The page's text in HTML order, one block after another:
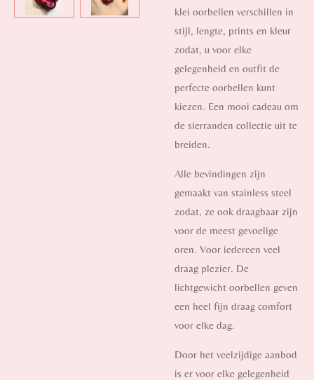
klei oorbellen verschillen in
stijl, lengte, prints en kleur
zodat, u voor elke
gelegenheid en outfit de
perfecte oorbellen kunt
kiezen. Een mooi cadeau om
de sierranden collectie uit te
breiden.
Alle bevindingen zijn
gemaakt van stainless steel
zodat, ze ook draagbaar zijn
voor de meest gevoelige
oren. Voor iedereen veel
draag plezier. De
lichtgewicht oorbellen geven
een heel fijn draag comfort
voor elke dag.
Door het veelzijdige aanbod
is er voor elke gelegenheid